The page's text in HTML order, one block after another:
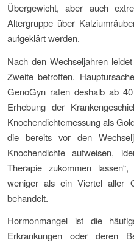
Übergewicht, aber auch
Altergruppe über
aufgeklärt werden.
Nach den Wechseljahren
Zweite betroffen.
GenoGyn raten deshalb ab
Erhebung der
Knochendichtemessung als
die bereits vor den
Knochendichte aufweisen,
Therapie zukommen
weniger als ein Viertel aller
behandelt.
Hormonmangel ist die
Erkrankungen oder deren